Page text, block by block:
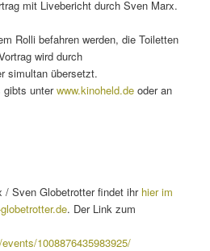
mit Livebericht durch Sven Marx.
Rolli befahren werden, die Toiletten
wird durch
simultan übersetzt.
gibts unterwww.kinoheld.deoder an
/ Sven Globetrotter findet ihr hier im
. Der Link zum
1008876435983925/